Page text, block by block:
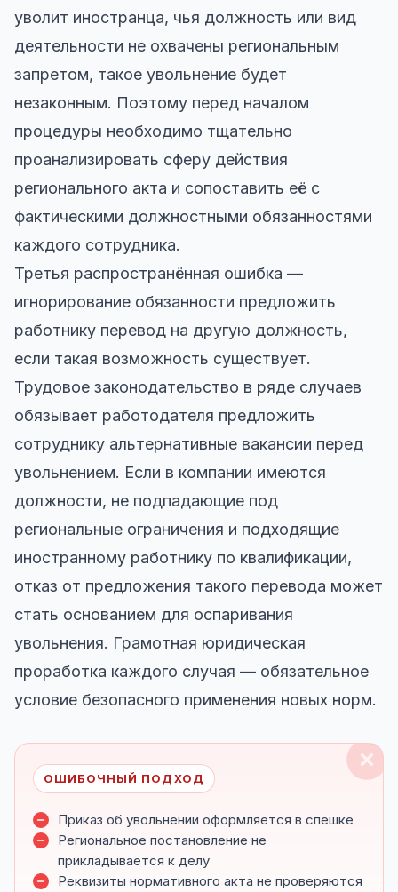
уволит иностранца, чья должность или вид
деятельности не охвачены региональным
запретом, такое увольнение будет
незаконным. Поэтому перед началом
процедуры необходимо тщательно
проанализировать сферу действия
регионального акта и сопоставить её с
фактическими должностными обязанностями
каждого сотрудника.
Третья распространённая ошибка —
игнорирование обязанности предложить
работнику перевод на другую должность,
если такая возможность существует.
Трудовое законодательство в ряде случаев
обязывает работодателя предложить
сотруднику альтернативные вакансии перед
увольнением. Если в компании имеются
должности, не подпадающие под
региональные ограничения и подходящие
иностранному работнику по квалификации,
отказ от предложения такого перевода может
стать основанием для оспаривания
увольнения. Грамотная юридическая
проработка каждого случая — обязательное
условие безопасного применения новых норм.
ОШИБОЧНЫЙ ПОДХОД
Приказ об увольнении оформляется в спешке
Региональное постановление не
прикладывается к делу
Реквизиты нормативного акта не проверяются